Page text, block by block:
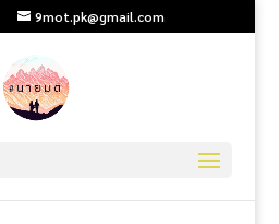
9mot.pk@gmail.com